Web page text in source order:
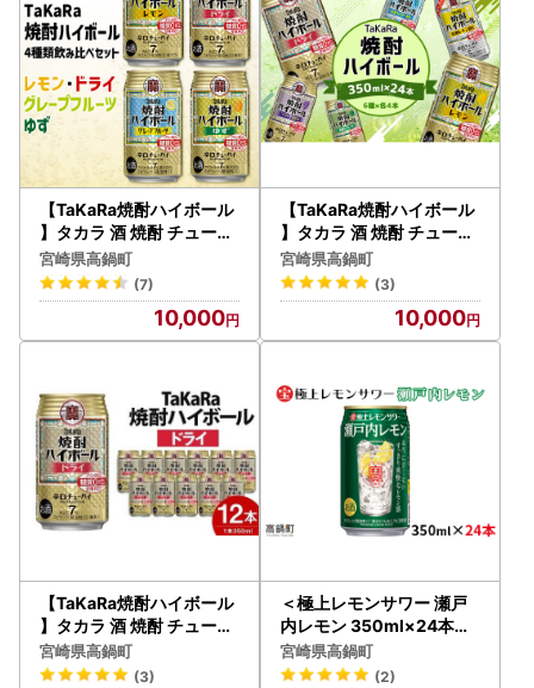
【TaKaRa焼酎ハイボール
】タカラ 酒 焼酎 チューハ
イ 辛口 国産 人気 飲み比べ
(4種×各6本)
宮崎県高鍋町
(7)
10,000
【TaKaRa焼酎ハイボール
】タカラ 酒 焼酎 チューハ
イ 辛口 国産 人気 飲み比べ
(6種×各4本)
宮崎県高鍋町
(3)
10,000
【TaKaRa焼酎ハイボール
】タカラ 酒 焼酎 チューハ
イ ドライ 辛口 国産 人気 (
350ml×12本)
宮崎県高鍋町
(3)
＜極上レモンサワー 瀬戸
内レモン 350ml×24本＞
翌月末迄に順次出荷【c79
8_mm_x2】
宮崎県高鍋町
(2)